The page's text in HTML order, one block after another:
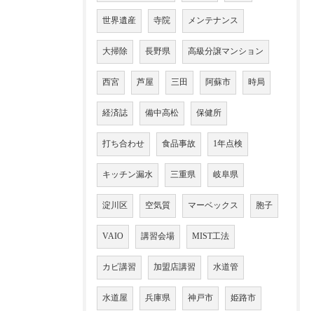
世界遺産 寺院 メンテナンス
大掃除 長野県 高級分譲マンション
西宮 芦屋 三田 阿蘇市 時局
経済誌 備中高松 保健所
打ち合わせ 食品事故 1年点検
キッチン漏水 三重県 岐阜県
淀川区 空気質 マーベックス 胞子
VAIO 講習会場 MIST工法
カビ講習 加盟店講習 水道管
水道屋 兵庫県 神戸市 姫路市